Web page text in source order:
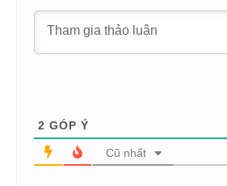
2 GÓP Ý
Cũ nhất